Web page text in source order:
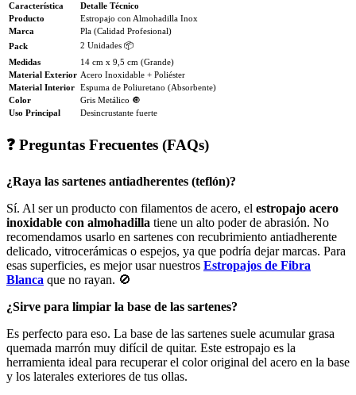
Característica
Detalle Técnico
Producto
Estropajo con Almohadilla Inox
Marca
Pla (Calidad Profesional)
Pack
2 Unidades 📦
Medidas
14 cm x 9,5 cm (Grande)
Material Exterior Acero Inoxidable + Poliéster
Material Interior Espuma de Poliuretano (Absorbente)
Color
Gris Metálico 🔘
Uso Principal
Desincrustante fuerte
❓ Preguntas Frecuentes (FAQs)
¿Raya las sartenes antiadherentes (teflón)?
Sí. Al ser un producto con filamentos de acero, el estropajo acero
inoxidable con almohadilla tiene un alto poder de abrasión. No
recomendamos usarlo en sartenes con recubrimiento antiadherente
delicado, vitrocerámicas o espejos, ya que podría dejar marcas. Para
esas superficies, es mejor usar nuestros Estropajos de Fibra
Blanca que no rayan. 🚫
¿Sirve para limpiar la base de las sartenes?
Es perfecto para eso. La base de las sartenes suele acumular grasa
quemada marrón muy difícil de quitar. Este estropajo es la
herramienta ideal para recuperar el color original del acero en la base
y los laterales exteriores de tus ollas.